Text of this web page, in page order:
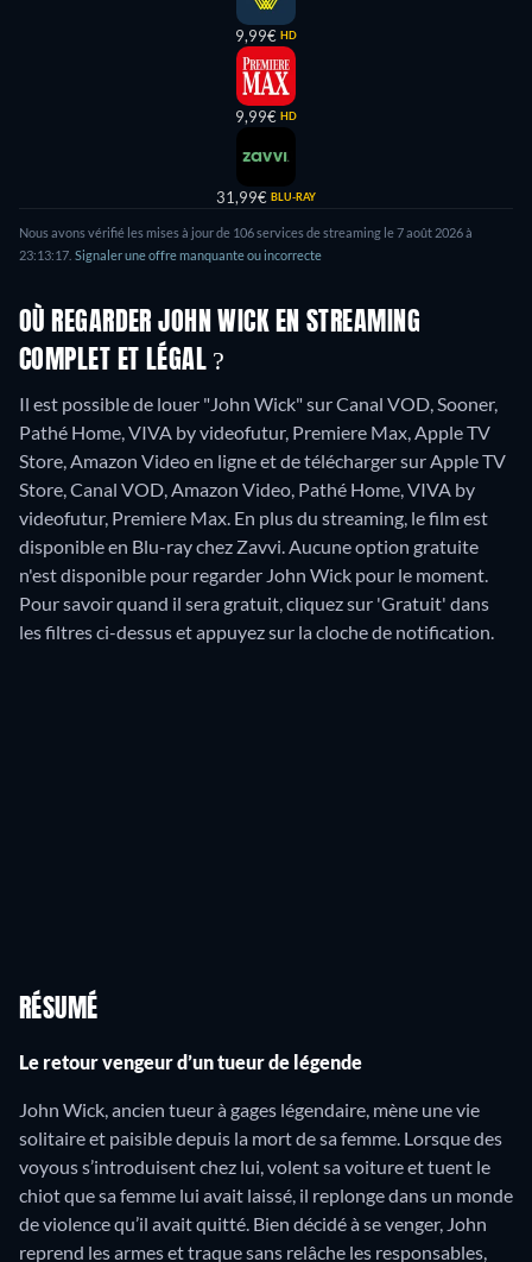
9,99€ HD
9,99€ HD
31,99€ BLU-RAY
Nous avons vérifié les mises à jour de 106services de streaming le7 août 2026à
23:13:17 Signaler une offre manquante ou incorrecte
OÙ REGARDER JOHN WICK EN STREAMING
COMPLET ET LÉGAL ?
Il est possible de louer "John Wick" sur Canal VOD, Sooner,
Pathé Home, VIVA by videofutur, Premiere Max, Apple TV
Store, Amazon Video en ligne et de télécharger sur Apple TV
Store, Canal VOD, Amazon Video, Pathé Home, VIVA by
videofutur, Premiere Max. En plus du streaming, le film est
disponible en Blu-ray chez Zavvi.Aucune option gratuite
n'est disponible pour regarder John Wick pour le moment.
Pour savoir quand il sera gratuit, cliquez sur 'Gratuit' dans
les filtres ci-dessus et appuyez sur la cloche de notification.
RÉSUMÉ
Le retour vengeur d’un tueur de légende
John Wick, ancien tueur à gages légendaire, mène une vie
solitaire et paisible depuis la mort de sa femme. Lorsque des
voyous s’introduisent chez lui, volent sa voiture et tuent le
chiot que sa femme lui avait laissé, il replonge dans un monde
de violence qu’il avait quitté. Bien décidé à se venger, John
reprend les armes et traque sans relâche les responsables,